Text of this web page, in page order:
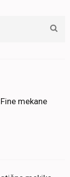
mekane